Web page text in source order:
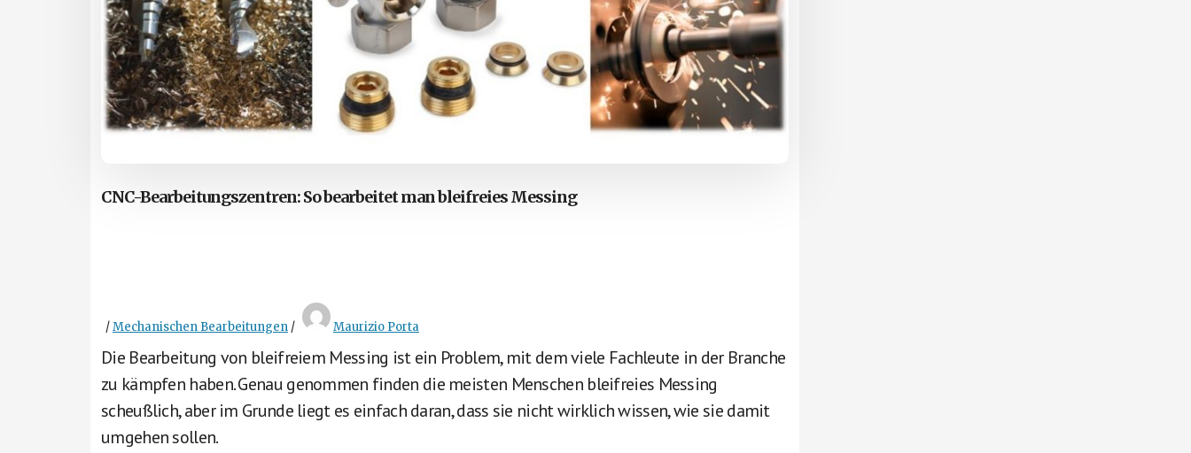
CNC-Bearbeitungszentren: So bearbeitet man bleifreies Messing
/Mechanischen Bearbeitungen/ Maurizio Porta
Die Bearbeitung von bleifreiem Messing ist ein Problem, mit dem viele Fachleute in der Branche
zu kämpfen haben. Genau genommen finden die meisten Menschen bleifreies Messing
scheußlich, aber im Grunde liegt es einfach daran, dass sie nicht wirklich wissen, wie sie damit
umgehen sollen.